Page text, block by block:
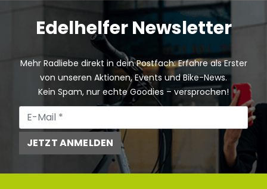
Edelhelfer Newsletter
Mehr Radliebe direkt in dein Postfach: Erfahre als Erster
von unseren Aktionen, Events und Bike-News.
Kein Spam, nur echte Goodies – versprochen!
JETZT ANMELDEN